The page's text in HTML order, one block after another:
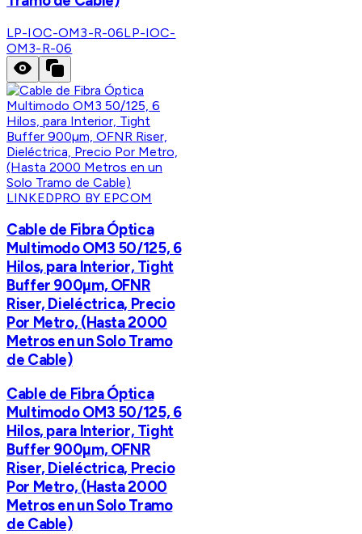
LP-IOC-OM3-R-06LP-IOC-
OM3-R-06
LINKEDPRO BY EPCOM
Cable de Fibra Óptica
Multimodo OM3 50/125, 6
Hilos, para Interior, Tight
Buffer 900µm, OFNR
Riser, Dieléctrica, Precio
Por Metro, (Hasta 2000
Metros en un Solo Tramo
de Cable)
Cable de Fibra Óptica
Multimodo OM3 50/125, 6
Hilos, para Interior, Tight
Buffer 900µm, OFNR
Riser, Dieléctrica, Precio
Por Metro, (Hasta 2000
Metros en un Solo Tramo
de Cable)